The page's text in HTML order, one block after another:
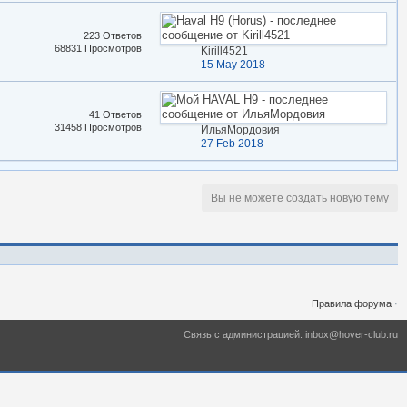
223 Ответов
68831 Просмотров
Kirill4521
15 May 2018
41 Ответов
31458 Просмотров
ИльяМордовия
27 Feb 2018
Вы не можете создать новую тему
Правила форума ·
Связь с администрацией: inbox@hover-club.ru